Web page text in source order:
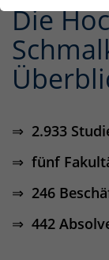
Die
⇒ 2.933
⇒ fünf
⇒ 246
⇒ 442